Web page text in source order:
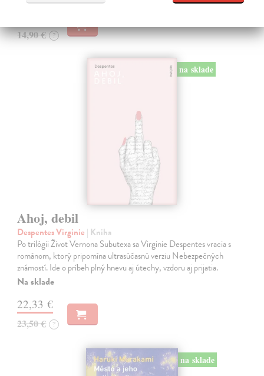
14,90 € ?
na sklade
Ahoj, debil
Despentes Virginie | Kniha
Po trilógii Život Vernona Subutexa sa Virginie Despentes vracia s
románom, ktorý pripomína ultrasúčasnú verziu Nebezpečných
známostí. Ide o príbeh plný hnevu aj útechy, vzdoru aj prijatia.
Na sklade
22,33 €
23,50 € ?
na sklade